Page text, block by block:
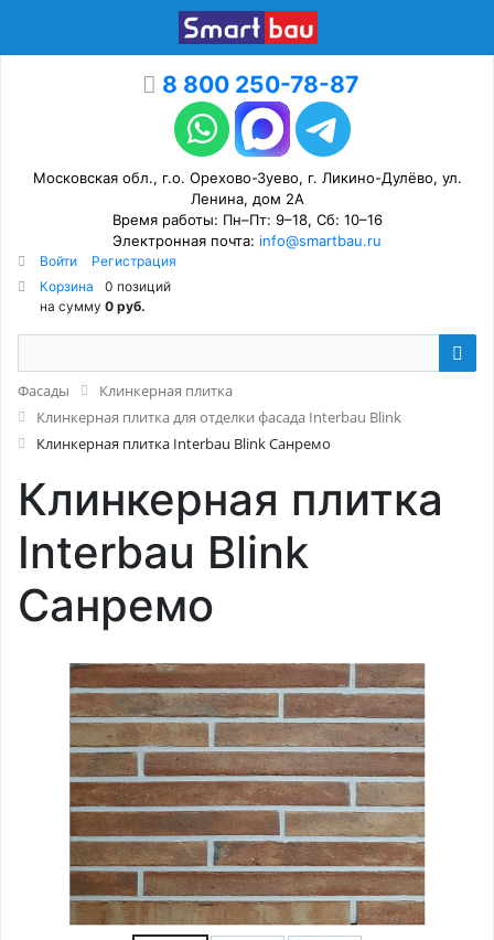
8 800 250-78-87
Московская обл., г.о. Орехово-Зуево, г. Ликино-Дулёво, ул.
Ленина, дом 2А
Время работы: Пн–Пт: 9–18, Сб: 10–16
Электронная почта: info@smartbau.ru
Войти
Регистрация
Корзина
0 позиций
на сумму 0 руб.
Фасады
Клинкерная плитка
Клинкерная плитка для отделки фасада Interbau Blink
Клинкерная плитка Interbau Blink Санремо
Клинкерная плитка
Interbau Blink
Санремо